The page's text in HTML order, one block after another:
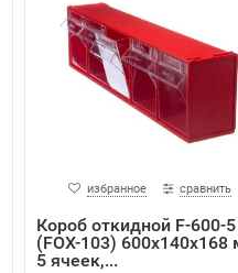
избранное сравнить
Короб откидной F-600-5
(FOX-103) 600х140х168
5 ячеек,...